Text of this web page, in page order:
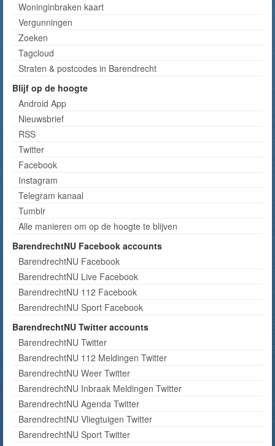
Woninginbraken kaart
Vergunningen
Zoeken
Tagcloud
Straten & postcodes in Barendrecht
Blijf op de hoogte
Android App
Nieuwsbrief
RSS
Twitter
Facebook
Instagram
Telegram kanaal
Tumblr
Alle manieren om op de hoogte te blijven
BarendrechtNU Facebook accounts
BarendrechtNU Facebook
BarendrechtNU Live Facebook
BarendrechtNU 112 Facebook
BarendrechtNU Sport Facebook
BarendrechtNU Twitter accounts
BarendrechtNU Twitter
BarendrechtNU 112 Meldingen Twitter
BarendrechtNU Weer Twitter
BarendrechtNU Inbraak Meldingen Twitter
BarendrechtNU Agenda Twitter
BarendrechtNU Vliegtuigen Twitter
BarendrechtNU Sport Twitter